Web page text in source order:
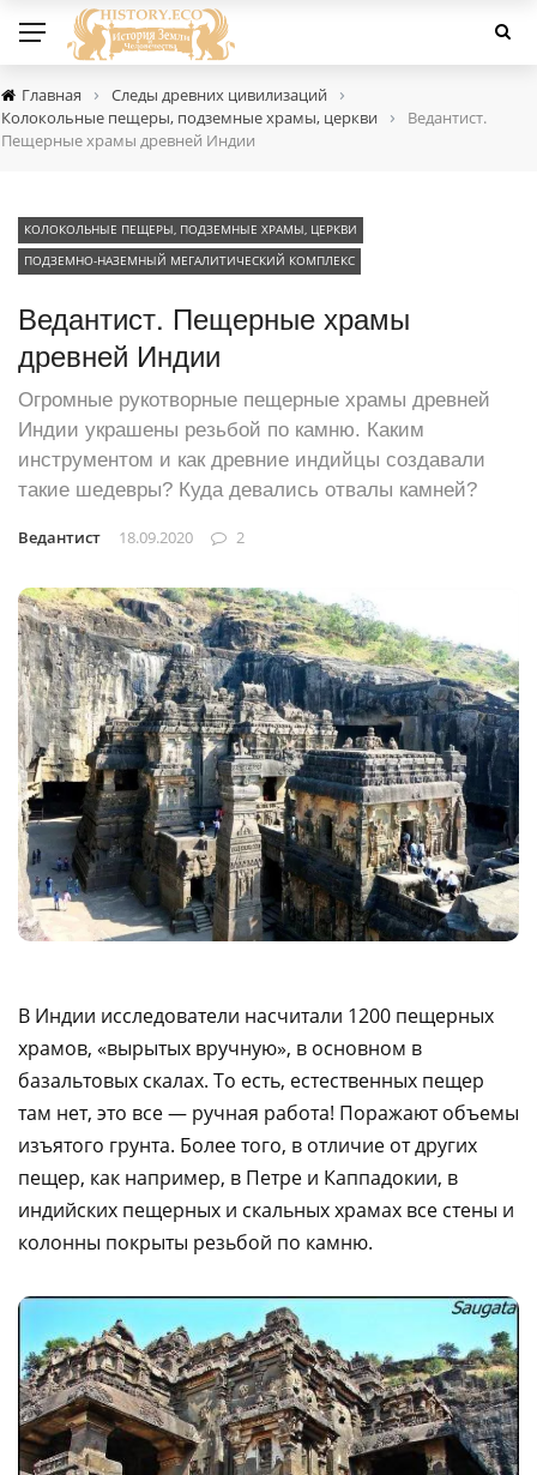
Главная › Следы древних цивилизаций ›
Колокольные пещеры, подземные храмы, церкви ›
Ведантист.
Пещерные храмы древней Индии
КОЛОКОЛЬНЫЕ ПЕЩЕРЫ, ПОДЗЕМНЫЕ ХРАМЫ, ЦЕРКВИ
ПОДЗЕМНО-НАЗЕМНЫЙ МЕГАЛИТИЧЕСКИЙ КОМПЛЕКС
Ведантист. Пещерные храмы
древней Индии
Огромные рукотворные пещерные храмы древней
Индии украшены резьбой по камню. Каким
инструментом и как древние индийцы создавали
такие шедевры? Куда девались отвалы камней?
Ведантист 18.09.2020 2
В Индии исследователи насчитали 1200 пещерных
храмов, «вырытых вручную», в основном в
базальтовых скалах. То есть, естественных пещер
там нет, это все — ручная работа! Поражают объемы
изъятого грунта. Более того, в отличие от других
пещер, как например, в Петре и Каппадокии, в
индийских пещерных и скальных храмах все стены и
колонны покрыты резьбой по камню.